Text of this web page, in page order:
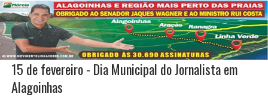
15 de fevereiro - Dia Municipal do Jornalista em
Alagoinhas